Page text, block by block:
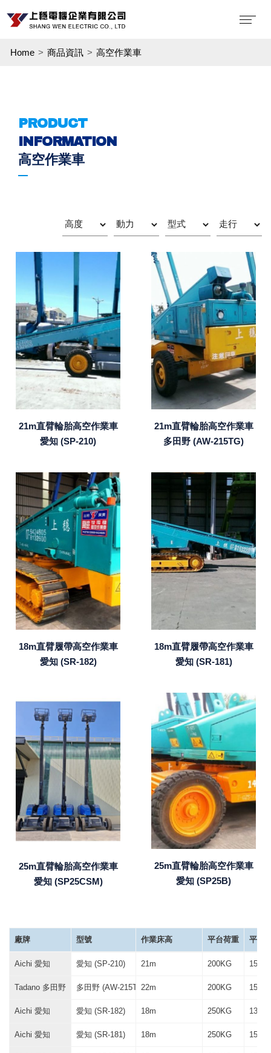
Home 商品資訊 高空作業車
PRODUCT
INFORMATION
高空作業車
21m直臂輪胎高空作業車
愛知 (SP-210)
21m直臂輪胎高空作業車
多田野 (AW-215TG)
18m直臂履帶高空作業車
愛知 (SR-182)
18m直臂履帶高空作業車
愛知 (SR-181)
25m直臂輪胎高空作業車
愛知 (SP25CSM)
25m直臂輪胎高空作業車
愛知 (SP25B)
廠牌 型號
Aichi 愛知 愛知 (SP-210)
Tadano 多田野 多田野 (AW-215TG)
Aichi 愛知 愛知 (SR-182)
Aichi 愛知 愛知 (SR-181)
作業床高 平台荷重 平台
21m 200KG 150 *
22m 200KG 150 *
18m 250KG 130 *
18m 250KG 150 *